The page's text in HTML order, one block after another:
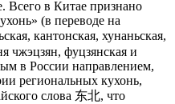
Всего в Китае признано
(в переводе на
кантонская, хунаньская,
чжэцзян, фуцзянская и
в России направлением,
региональных кухонь,
слова 东北, что